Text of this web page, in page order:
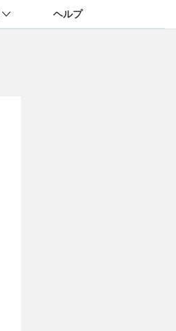
ヘルプ